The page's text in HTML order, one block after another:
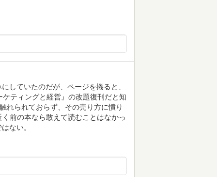
していたのだが、ページを捲ると、
ティングと経営』の改題復刊だと知
れられておらず、その売り方に憤り
前の本なら敢えて読むことはなかっ
ない。